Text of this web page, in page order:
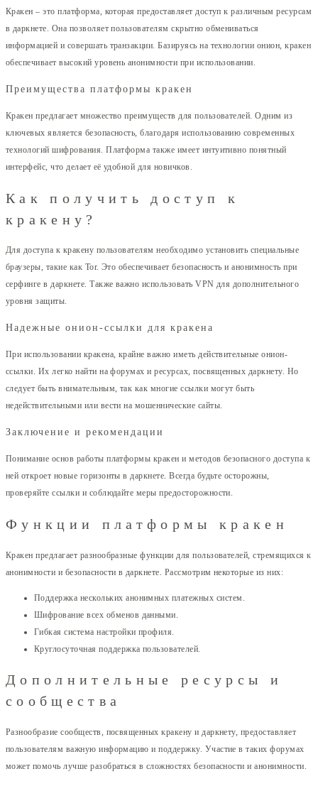
Кракен – это платформа, которая предоставляет доступ к различным ресурсам
в даркнете. Она позволяет пользователям скрытно обмениваться
информацией и совершать транзакции. Базируясь на технологии онион, кракен
обеспечивает высокий уровень анонимности при использовании.
Преимущества платформы кракен
Кракен предлагает множество преимуществ для пользователей. Одним из
ключевых является безопасность, благодаря использованию современных
технологий шифрования. Платформа также имеет интуитивно понятный
интерфейс, что делает её удобной для новичков.
Как получить доступ к
кракену?
Для доступа к кракену пользователям необходимо установить специальные
браузеры, такие как Tor. Это обеспечивает безопасность и анонимность при
серфинге в даркнете. Также важно использовать VPN для дополнительного
уровня защиты.
Надежные онион-ссылки для кракена
При использовании кракена, крайне важно иметь действительные онион-
ссылки. Их легко найти на форумах и ресурсах, посвященных даркнету. Но
следует быть внимательным, так как многие ссылки могут быть
недействительными или вести на мошеннические сайты.
Заключение и рекомендации
Понимание основ работы платформы кракен и методов безопасного доступа к
ней откроет новые горизонты в даркнете. Всегда будьте осторожны,
проверяйте ссылки и соблюдайте меры предосторожности.
Функции платформы кракен
Кракен предлагает разнообразные функции для пользователей, стремящихся к
анонимности и безопасности в даркнете. Рассмотрим некоторые из них:
Поддержка нескольких анонимных платежных систем.
Шифрование всех обменов данными.
Гибкая система настройки профиля.
Круглосуточная поддержка пользователей.
Дополнительные ресурсы и
сообщества
Разнообразие сообществ, посвященных кракену и даркнету, предоставляет
пользователям важную информацию и поддержку. Участие в таких форумах
может помочь лучше разобраться в сложностях безопасности и анонимности.